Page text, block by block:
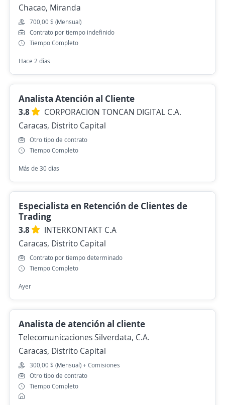
Chacao, Miranda
700,00 $ (Mensual)
Contrato por tiempo indefinido
Tiempo Completo
Hace 2 días
Analista Atención al Cliente
3.8
CORPORACION TONCAN DIGITAL C.A.
Caracas, Distrito Capital
Otro tipo de contrato
Tiempo Completo
Más de 30 días
Especialista en Retención de Clientes de
Trading
3.8
INTERKONTAKT C.A
Caracas, Distrito Capital
Contrato por tiempo determinado
Tiempo Completo
Ayer
Analista de atención al cliente
Telecomunicaciones Silverdata, C.A.
Caracas, Distrito Capital
300,00 $ (Mensual) + Comisiones
Otro tipo de contrato
Tiempo Completo